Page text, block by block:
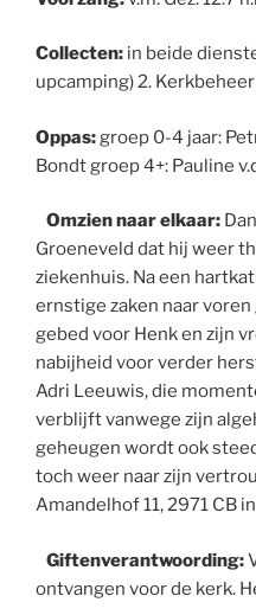
Collecten: in beide
upcamping) 2.
Oppas: groep 0-4 jaar:
Bondt groep 4+: Pauline
Omzien naar elkaar:
Groeneveld dat hij weer
ziekenhuis. Na een
ernstige zaken naar
gebed voor Henk en zijn
nabijheid voor verder
Adri Leeuwis, die
verblijft vanwege zijn
geheugen wordt ook
toch weer naar zijn
Amandelhof 11, 2971 CB
Giftenverantwoording:
ontvangen voor de kerk.